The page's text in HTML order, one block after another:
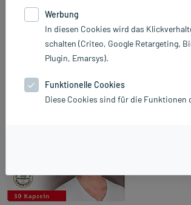
Werbung
In diesen Cookies wird das
schalten (Criteo, Google Retargeting,
Plugin, Emarsys).
Funktionelle Cookies
Diese Cookies sind für die